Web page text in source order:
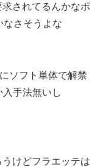
されてるんかなポ
なさそうよな
ソフト単体で解禁
手法無いし
けどフラエッテは